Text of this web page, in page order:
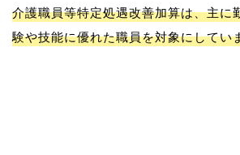
介護職員等特定処遇改善加算は、主に
験や技能に優れた職員を対象にしてい